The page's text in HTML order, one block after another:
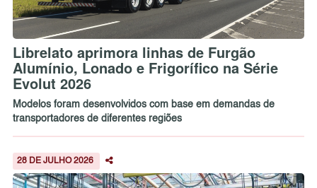
Librelato aprimora linhas de Furgão
Alumínio, Lonado e Frigorífico na Série
Evolut 2026
Modelos foram desenvolvidos com base em demandas de
transportadores de diferentes regiões
28 DE JULHO 2026